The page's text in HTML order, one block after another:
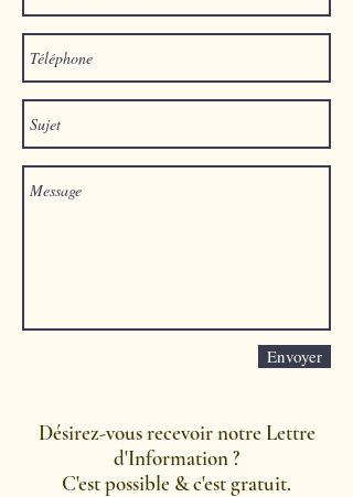
Envoyer
Désirez-vous recevoir notre Lettre
d'Information ?
C'est possible & c'est gratuit.